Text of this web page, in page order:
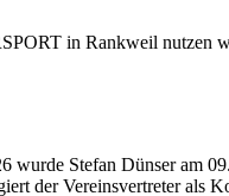
in Rankweil nutzen
wurde Stefan Dünser am
der Vereinsvertreter als